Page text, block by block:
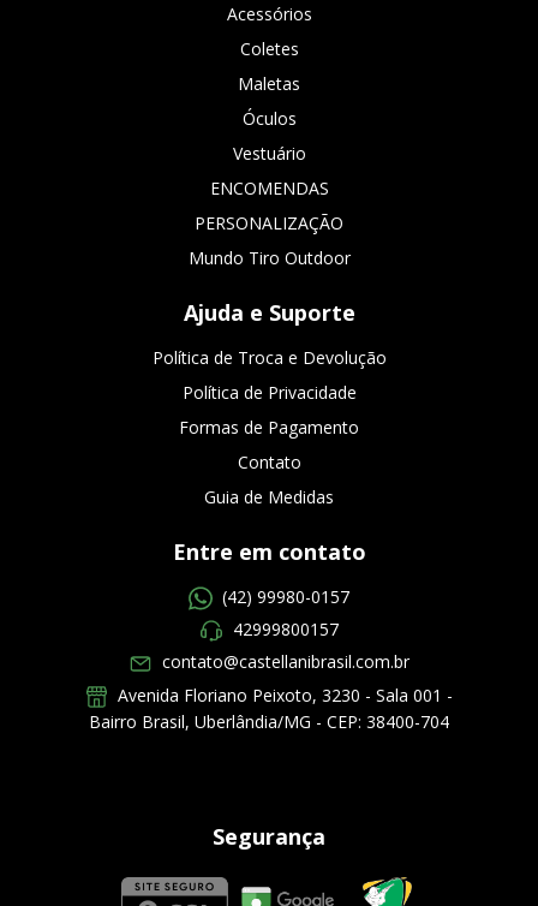
Acessórios
Coletes
Maletas
Óculos
Vestuário
ENCOMENDAS
PERSONALIZAÇÃO
Mundo Tiro Outdoor
Ajuda e Suporte
Política de Troca e Devolução
Política de Privacidade
Formas de Pagamento
Contato
Guia de Medidas
Entre em contato
(42) 99980-0157
42999800157
contato@castellanibrasil.com.br
Avenida Floriano Peixoto, 3230 - Sala 001 -
Bairro Brasil, Uberlândia/MG - CEP: 38400-704
Segurança